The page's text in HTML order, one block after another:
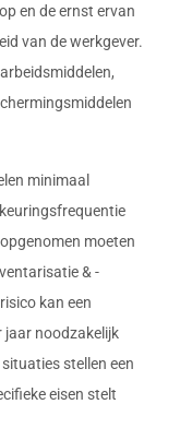
en de ernst ervan
van de werkgever.
minimaal
moeten
& -
kan een
jaar noodzakelijk
stellen een
eisen stelt